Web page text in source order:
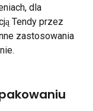
dla
Tendy przez
zastosowania